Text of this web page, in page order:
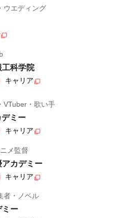
ウエディング
科学院
キャリア
VTuber・歌い手
ミー
キャリア
メ監督
カデミー
キャリア
者・ノベル
ミー